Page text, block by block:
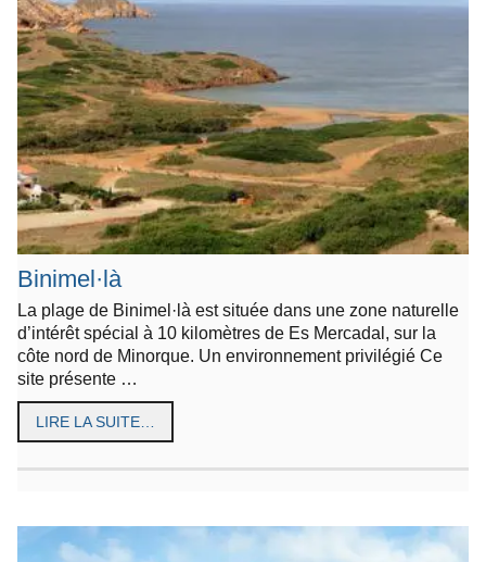
Binimel·là
La plage de Binimel·là est située dans une zone naturelle
d’intérêt spécial à 10 kilomètres de Es Mercadal, sur la
côte nord de Minorque. Un environnement privilégié Ce
site présente …
LIRE LA SUITE…